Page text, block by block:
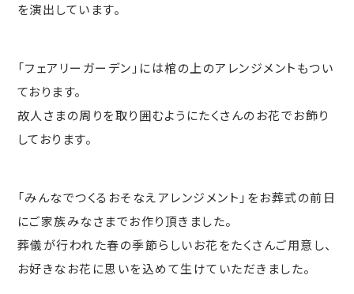
を演出しています。
「フェアリーガーデン」には棺の上のアレンジメントもつい
ております。
故人さまの周りを取り囲むようにたくさんのお花でお飾り
しております。
「みんなでつくるおそなえアレンジメント」をお葬式の前日
にご家族みなさまでお作り頂きました。
葬儀が行われた春の季節らしいお花をたくさんご用意し、
お好きなお花に思いを込めて生けていただきました。